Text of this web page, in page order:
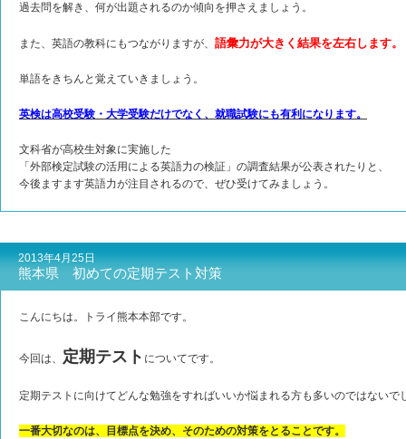
過去問を解き、何が出題されるのか傾向を押さえましょう。
また、英語の教科にもつながりますが、 語彙力が大きく結果を左右します。
単語をきちんと覚えていきましょう。
英検は高校受験・大学受験だけでなく、就職試験にも有利になります。
文科省が高校生対象に実施した
「外部検定試験の活用による英語力の検証」の調査結果が公表されたりと、
今後ますます英語力が注目されるので、ぜひ受けてみましょう。
2013年4月25日
熊本県 初めての定期テスト対策
こんにちは。トライ熊本本部です。
今回は、 定期テスト についてです。
定期テストに向けてどんな勉強をすればいいか悩まれる方も多いのではないで
一番大切なのは、目標点を決め、そのための対策をとることです。